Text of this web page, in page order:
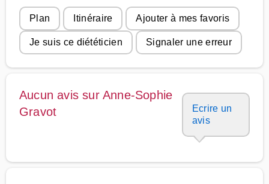
Plan Itinéraire Ajouter à mes favoris
Je suis ce diététicien Signaler une erreur
Aucun avis sur Anne-Sophie
Gravot
Ecrire un
avis